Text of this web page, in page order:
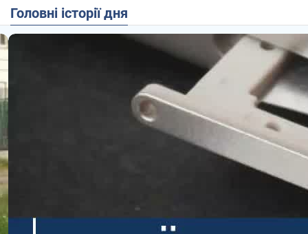
Головні історії дня